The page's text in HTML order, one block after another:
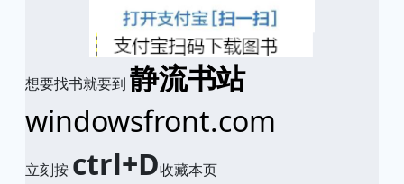
想要找书就要到 静流书站
windowsfront.com
立刻按 ctrl+D收藏本页